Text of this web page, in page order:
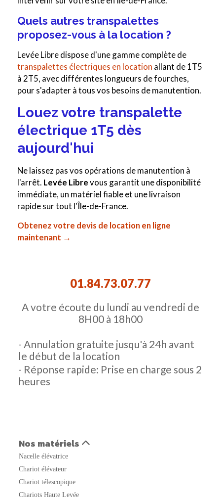
Quels autres transpalettes
proposez-vous à la location ?
Levée Libre dispose d'une gamme complète de
transpalettes électriques en location allant de 1T5
à 2T5, avec différentes longueurs de fourches,
pour s'adapter à tous vos besoins de manutention.
Louez votre transpalette
électrique 1T5 dès
aujourd'hui
Ne laissez pas vos opérations de manutention à
l'arrêt. Levée Librevous garantit une disponibilité
immédiate, un matériel fiable et une livraison
rapide sur tout l'Île-de-France.
Obtenez votre devis de location en ligne
maintenant →
01.84.73.07.77
A votre écoute du lundi au vendredi de
8H00 à 18h00
- Annulation gratuite jusqu'à 24h avant
le début de la location
- Réponse rapide: Prise en charge sous 2
heures
Nos matériels
Nacelle élévatrice
Chariot élévateur
Chariot télescopique
Chariots Haute Levée